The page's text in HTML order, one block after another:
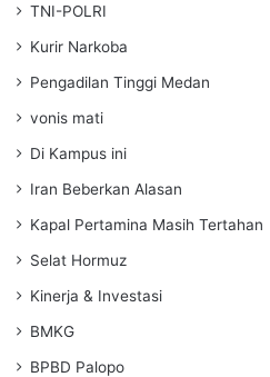
TNI-POLRI
Kurir Narkoba
Pengadilan Tinggi Medan
vonis mati
Di Kampus ini
Iran Beberkan Alasan
Kapal Pertamina Masih Tertahan
Selat Hormuz
Kinerja & Investasi
BMKG
BPBD Palopo